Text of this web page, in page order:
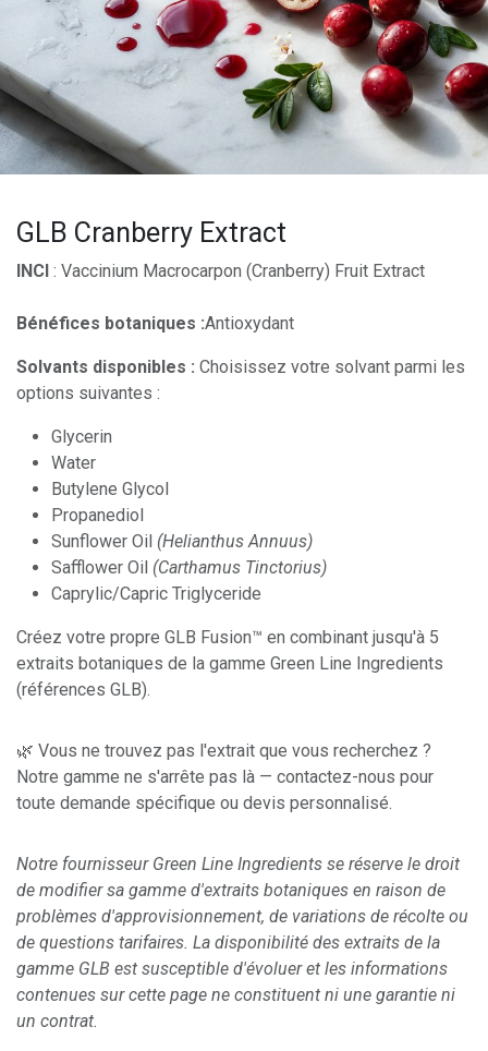
GLB Cranberry Extract
INCI : Vaccinium Macrocarpon (Cranberry) Fruit Extract
Bénéfices botaniques :Antioxydant
Solvants disponibles : Choisissez votre solvant parmi les
options suivantes :
Glycerin
Water
Butylene Glycol
Propanediol
Sunflower Oil (Helianthus Annuus)
Safflower Oil (Carthamus Tinctorius)
Caprylic/Capric Triglyceride
Créez votre propre GLB Fusion™ en combinant jusqu'à 5
extraits botaniques de la gamme Green Line Ingredients
(références GLB).
🌿 Vous ne trouvez pas l'extrait que vous recherchez ?
Notre gamme ne s'arrête pas là — contactez-nous pour
toute demande spécifique ou devis personnalisé.
Notre fournisseur Green Line Ingredients se réserve le droit
de modifier sa gamme d'extraits botaniques en raison de
problèmes d'approvisionnement, de variations de récolte ou
de questions tarifaires. La disponibilité des extraits de la
gamme GLB est susceptible d'évoluer et les informations
contenues sur cette page ne constituent ni une garantie ni
un contrat.